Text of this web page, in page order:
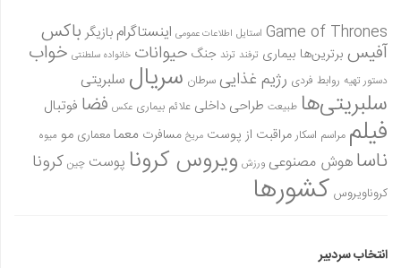
Game of Thrones استایل اطلاعات عمومی اینستاگرام بازیگر باکس
آفیس برترین‌ها بیماری ترفند ترند جنگ حیوانات خانواده سلطنتی خواب
دستور تهیه روابط فردی رژیم غذاییسرطان سریال سلبریتی
سلبریتی‌ها طبیعت طراحی داخلی علائم بیماری عکس فضا فوتبال
فیلم مراسم اسکارمراقبت از پوست مریخ مسافرت معمامعماری مو میوه
ناساهوش مصنوعی ورزش ویروس کرونا پوست چین کرونا
کروناویروس کشورها
انتخاب سردبیر